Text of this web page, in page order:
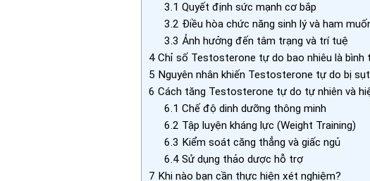
3.1 Quyết định sức mạnh cơ bắp
3.2 Điều hòa chức năng sinh lý và ham
3.3 Ảnh hưởng đến tâm trạng và trí tuệ
4Chỉ số Testosterone tự do bao nhiêu là bình
5 Nguyên nhân khiến Testosterone tự do bị
6 Cách tăng Testosterone tự do tự nhiên và
6.1 Chế độ dinh dưỡng thông minh
6.2 Tập luyện kháng lực (Weight Training)
6.3 Kiểm soát căng thẳng và giấc ngủ
6.4 Sử dụng thảo dược hỗ trợ
7 Khi nào bạn cần thực hiện xét nghiệm?